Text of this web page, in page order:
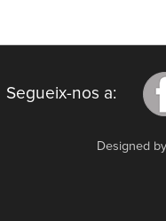
Segueix-nos a:
Designed